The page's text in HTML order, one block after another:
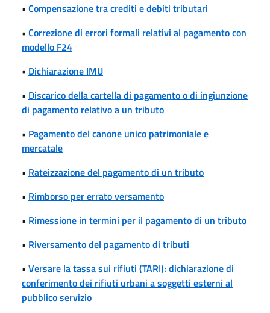
• Compensazione tra crediti e debiti tributari
• Correzione di errori formali relativi al pagamento con
modello F24
• Dichiarazione IMU
• Discarico della cartella di pagamento o di ingiunzione
di pagamento relativo a un tributo
• Pagamento del canone unico patrimoniale e
mercatale
• Rateizzazione del pagamento di un tributo
• Rimborso per errato versamento
• Rimessione in termini per il pagamento di un tributo
• Riversamento del pagamento di tributi
• Versare la tassa sui rifiuti (TARI): dichiarazione di
conferimento dei rifiuti urbani a soggetti esterni al
pubblico servizio